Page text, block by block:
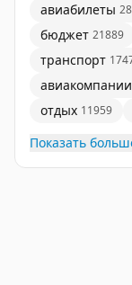
авиабилеты
бюджет 21889
транспорт
авиакомпании
отдых 11959
Показать